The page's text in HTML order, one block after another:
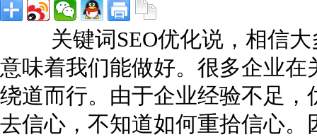
关键词SEO优化说，相信大
意味着我们能做好。很多企业在
绕道而行。由于企业经验不足，
去信心，不知道如何重拾信心